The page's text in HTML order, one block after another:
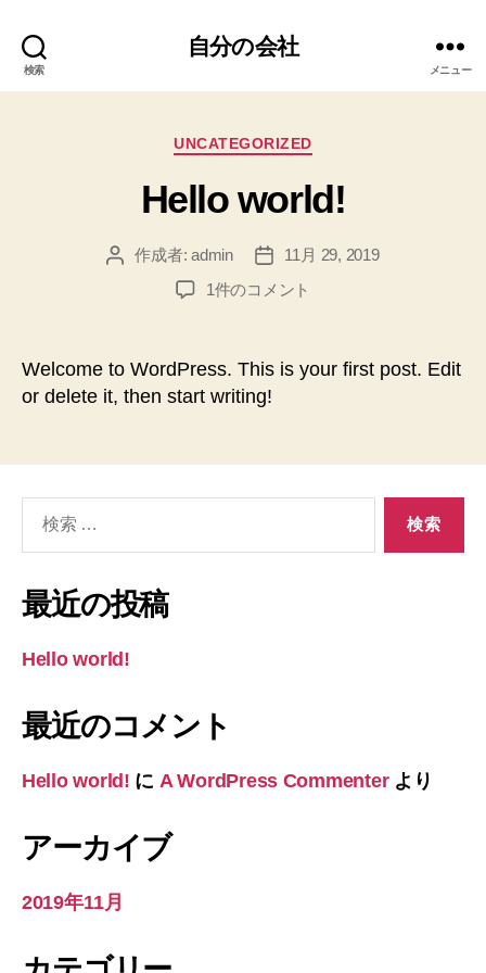
検索
自分の会社
メニュー
カ
ゴ
リ
UNCATEGORIZED
Hello world!
投
作成者:admin
投
稿
11月 29, 2019
Hello
1件のコメント
Welcome to WordPress. This is your first post. Edit
or delete it, then start writing!
象:
最近の投稿
Hello world!
最近のコメント
Hello world! に A WordPress Commenterより
アーカイブ
2019年11月